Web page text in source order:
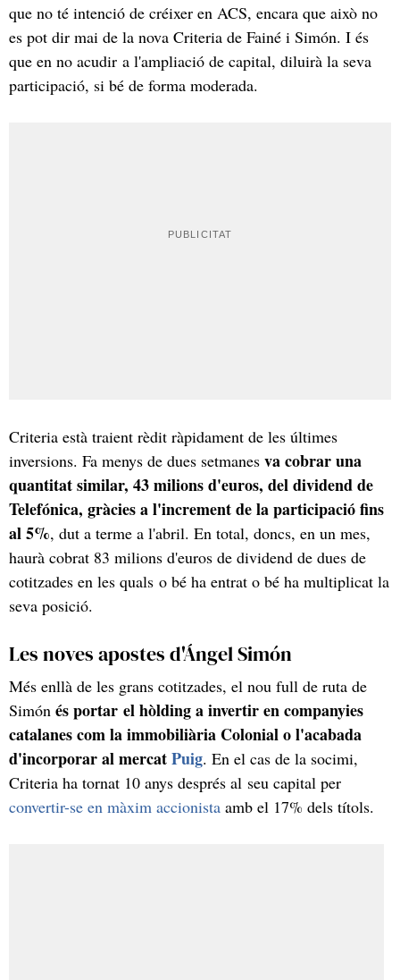
que no té intenció de créixer en ACS, encara que això no
es pot dir mai de la nova Criteria de Fainé i Simón. I és
que en no acudir a l'ampliació de capital, diluirà la seva
participació, si bé de forma moderada.
Criteria està traient rèdit ràpidament de les últimes
inversions. Fa menys de dues setmanes va cobrar una
quantitat similar, 43 milions d'euros, del dividend de
Telefónica, gràcies a l'increment de la participació fins
al 5%, dut a terme a l'abril. En total, doncs, en un mes,
haurà cobrat 83 milions d'euros de dividend de dues de
cotitzades en les quals o bé ha entrat o bé ha multiplicat la
seva posició.
Les noves apostes d'Ángel Simón
Més enllà de les grans cotitzades, el nou full de ruta de
Simón és portar el hòlding a invertir en companyies
catalanes com la immobiliària Colonial o l'acabada
d'incorporar al mercatPuig. En el cas de la socimi,
Criteria ha tornat 10 anys després al seu capital per
convertir-se en màxim accionista amb el 17% dels títols.